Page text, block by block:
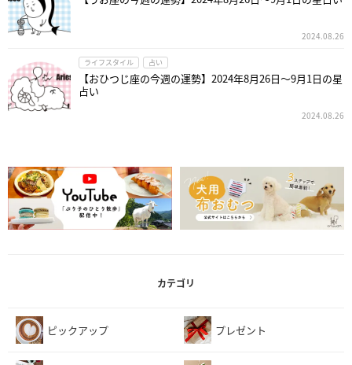
2024.08.26
ライフスタイル 占い
【おひつじ座の今週の運勢】2024年8月26日～9月1日の星
占い
2024.08.26
カテゴリ
ピックアップ プレゼント